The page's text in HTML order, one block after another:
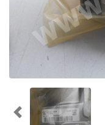
Предыдущий